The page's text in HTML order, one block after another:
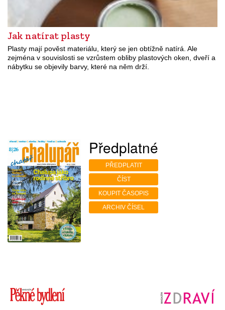
Jak natírat plasty
Plasty mají pověst materiálu, který se jen obtížně natírá. Ale
zejména v souvislosti se vzrůstem obliby plastových oken, dveří a
nábytku se objevily barvy, které na něm drží.
Předplatné
PŘEDPLATIT
ČÍST
KOUPIT ČASOPIS
ARCHIV ČÍSEL